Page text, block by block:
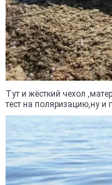
Тут и жёсткий чехол
тест на поляризацию,ну и